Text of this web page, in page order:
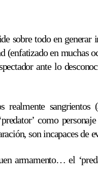
sobre todo en generar
en muchas
ante lo
realmente sangrientos
como
son incapaces de
armamento… el